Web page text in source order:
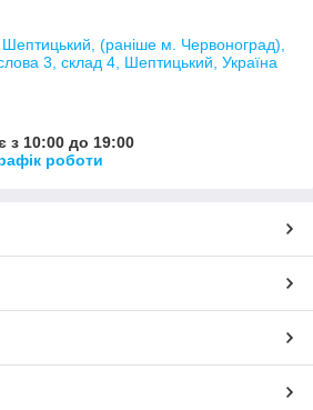
Шептицький, (раніше м. Червоноград),
3, склад 4, Шептицький, Україна
з 10:00 до 19:00
роботи